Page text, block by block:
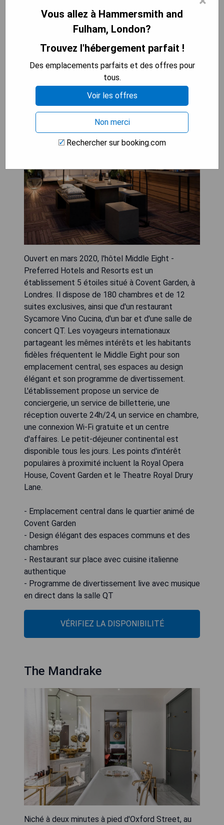
par Charlie et la Chocolaterie est proposé en
guise d'indulgent plaisir..
VÉRIFIEZ LA DISPONIBILITÉ
Middle Eight
Ouvert en mars 2020, l'hôtel Middle Eight -
Preferred Hotels and Resorts est un
établissement 5 étoiles situé à Covent Garden, à
Londres. Il dispose de 180 chambres et de 12
suites exclusives, ainsi que d'un restaurant
Sycamore Vino Cucina, d'un bar et d'une salle de
concert QT. Les voyageurs internationaux
partageant les mêmes intérêts et les habitants
fidèles fréquentent le Middle Eight pour son
emplacement central, ses espaces au design
élégant et son programme de divertissement.
L'établissement propose un service de
conciergerie, un service de billetterie, une
réception ouverte 24h/24, un service en chambre,
une connexion Wi-Fi gratuite et un centre
d'affaires. Le petit-déjeuner continental est
disponible tous les jours. Les points d'intérêt
populaires à proximité incluent la Royal Opera
House, Covent Garden et le Theatre Royal Drury
Lane.
- Emplacement central dans le quartier animé de
Covent Garden
- Design élégant des espaces communs et des
chambres
- Restaurant sur place avec cuisine italienne
authentique
- Programme de divertissement live avec musique
en direct dans la salle QT
VÉRIFIEZ LA DISPONIBILITÉ
The Mandrake
Niché à deux minutes à pied d'Oxford Street, au
Vous allez à Hammersmith and
Fulham, London?
Trouvez l'hébergement parfait !
Des emplacements parfaits et des offres pour
tous.
Voir les offres
Non merci
Rechercher sur booking.com